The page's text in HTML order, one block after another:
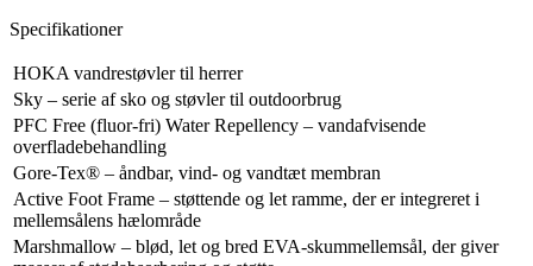
Specifikationer
HOKA vandrestøvler til herrer
Sky – serie af sko og støvler til outdoorbrug
PFC Free (fluor-fri) Water Repellency – vandafvisende
overfladebehandling
Gore-Tex® – åndbar, vind- og vandtæt membran
Active Foot Frame – støttende og let ramme, der er integreret i
mellemsålens hælområde
Marshmallow – blød, let og bred EVA-skummellemsål, der giver